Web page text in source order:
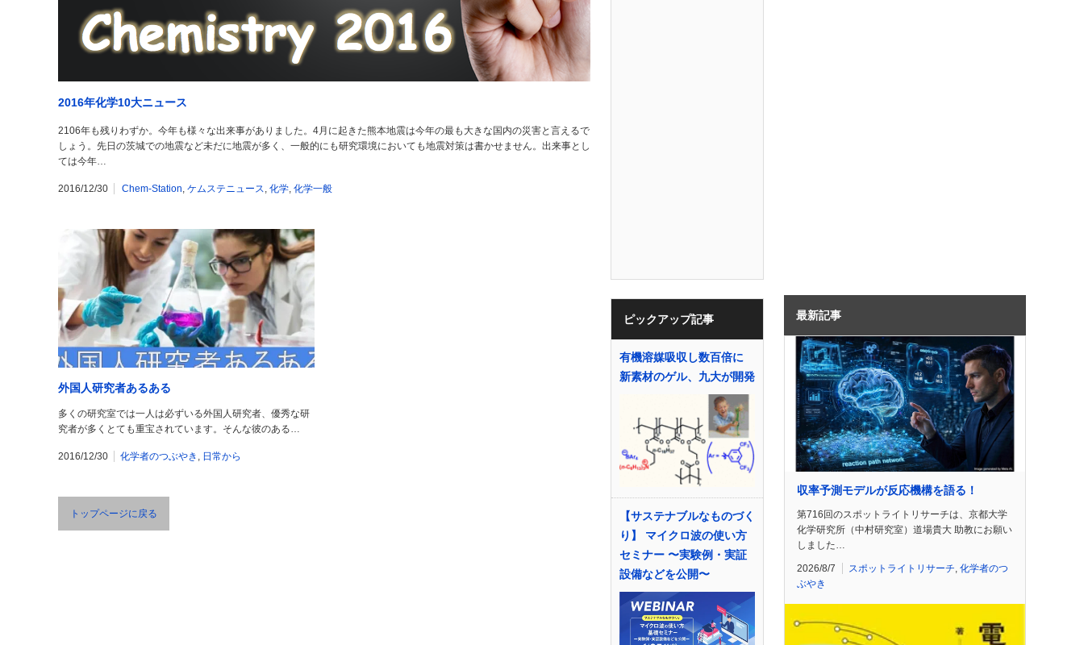
2016年化学10大ニュース
2106年も残りわずか。今年も様々な出来事がありました。4月に起きた熊本地震は今年の最も大きな国内の災害と言えるで
しょう。先日の茨城での地震など未だに地震が多く、一般的にも研究環境においても地震対策は書かせません。出来事とし
ては今年…
2016/12/30 Chem-Station, ケムステニュース, 化学, 化学一般
外国人研究者あるある
多くの研究室では一人は必ずいる外国人研究者、優秀な研
究者が多くとても重宝されています。そんな彼のある…
2016/12/30 化学者のつぶやき , 日常から
トップページに戻る
ピックアップ記事
有機溶媒吸収し数百倍に
新素材のゲル、九大が開発
【サステナブルなものづく
り】 マイクロ波の使い方
セミナー 〜実験例・実証
設備などを公開〜
最新記事
収率予測モデルが反応機構を語る！
第716回のスポットライトリサーチは、京都大学
化学研究所（中村研究室）道場貴大 助教にお願い
しました…
2026/8/7 スポットライトリサーチ 化学者のつ
ぶやき